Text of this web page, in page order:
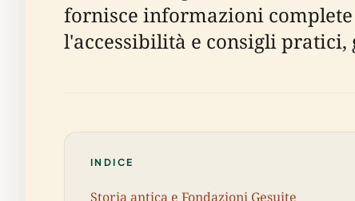
fornisce informazioni
l'accessibilità e consigli
INDICE
Storia antica e Fondazioni Gesuite